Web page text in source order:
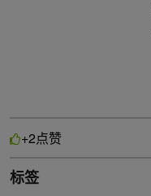
+2点赞
标签